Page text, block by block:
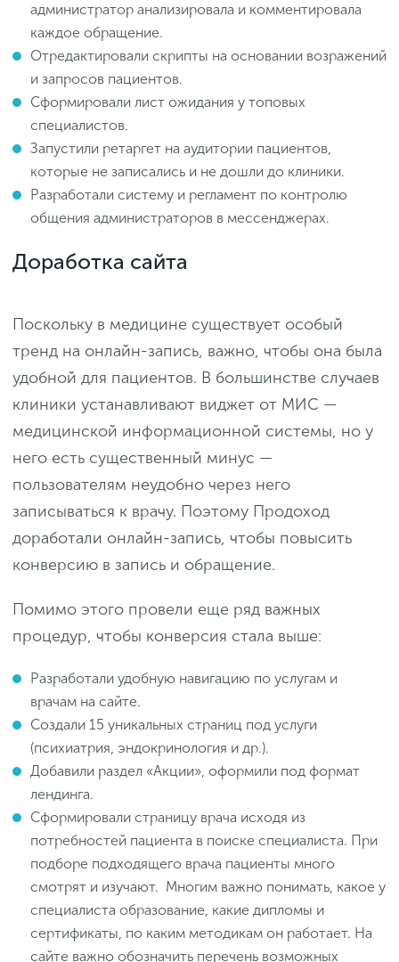
администратор анализировала и комментировала
каждое обращение.
Отредактировали скрипты на основании возражений
и запросов пациентов.
Сформировали лист ожидания у топовых
специалистов.
Запустили ретаргет на аудитории пациентов,
которые не записались и не дошли до клиники.
Разработали систему и регламент по контролю
общения администраторов в мессенджерах.
Доработка сайта
Поскольку в медицине существует особый
тренд на онлайн-запись, важно, чтобы она была
удобной для пациентов. В большинстве случаев
клиники устанавливают виджет от МИС —
медицинской информационной системы, но у
него есть существенный минус —
пользователям неудобно через него
записываться к врачу. Поэтому Продоход
доработали онлайн-запись, чтобы повысить
конверсию в запись и обращение.
Помимо этого провели еще ряд важных
процедур, чтобы конверсия стала выше:
Разработали удобную навигацию по услугам и
врачам на сайте.
Создали 15 уникальных страниц под услуги
(психиатрия, эндокринология и др.).
Добавили раздел «Акции», оформили под формат
лендинга.
Сформировали страницу врача исходя из
потребностей пациента в поиске специалиста. При
подборе подходящего врача пациенты много
смотрят и изучают. Многим важно понимать, какое у
специалиста образование, какие дипломы и
сертификаты, по каким методикам он работает. На
сайте важно обозначить перечень возможных